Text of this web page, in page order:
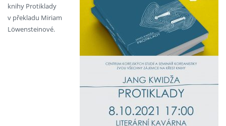
knihy Protiklady
v překladu Miriam
Lӧwensteinové.